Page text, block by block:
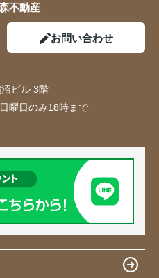
不動産
お問い合わせ
ビル 3階
曜日のみ18時まで